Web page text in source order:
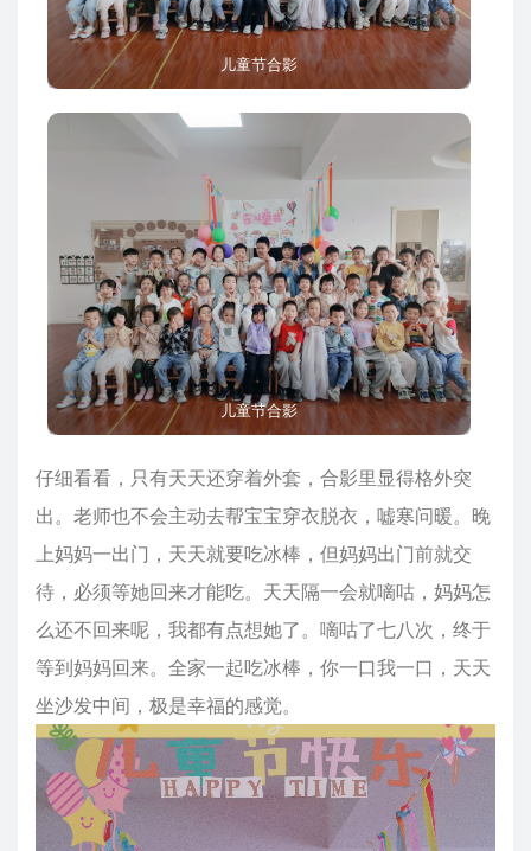
儿童节合影
儿童节合影
仔细看看，只有天天还穿着外套，合影里显得格外突
出。老师也不会主动去帮宝宝穿衣脱衣，嘘寒问暖。晚
上妈妈一出门，天天就要吃冰棒，但妈妈出门前就交
待，必须等她回来才能吃。天天隔一会就嘀咕，妈妈怎
么还不回来呢，我都有点想她了。嘀咕了七八次，终于
等到妈妈回来。全家一起吃冰棒，你一口我一口，天天
坐沙发中间，极是幸福的感觉。